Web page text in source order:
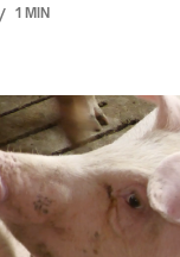
/ 1 MIN